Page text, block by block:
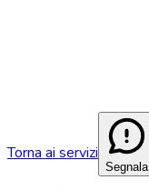
Torna ai servizi
Segnala